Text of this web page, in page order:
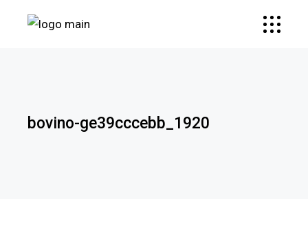
bovino-ge39cccebb_1920